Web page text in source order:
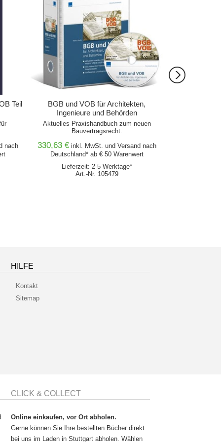
Teil
nach
BGB und VOB für Architekten,
Ingenieure und Behörden
Aktuelles Praxishandbuch zum neuen
Bauvertragsrecht.
330,63 € inkl. MwSt. und Versandnach
Deutschland* ab € 50 Warenwert
Lieferzeit: 2-5 Werktage*
Art.-Nr. 105479
HILFE
Kontakt
Sitemap
CLICK & COLLECT
Online einkaufen, vor Ort abholen.
Gerne können Sie Ihre bestellten Bücher direkt
bei uns im Laden in Stuttgart abholen. Wählen